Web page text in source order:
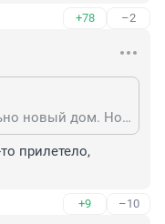
+78 –2
В Саратове рухнул относительно новый дом. Но все эти обрушения уже начинают походить на систему. Такого нет ни в одной, даже самой нищей стране мира.
прилетело,
+9 –10